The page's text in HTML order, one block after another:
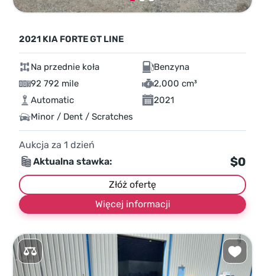
2021 KIA FORTE GT LINE
Na przednie koła
Benzyna
92 792 mile
2,000 cm³
Automatic
2021
Minor / Dent / Scratches
Aukcja za 1 dzień
Aktualna stawka:
$0
Złóż ofertę
Więcej informacji